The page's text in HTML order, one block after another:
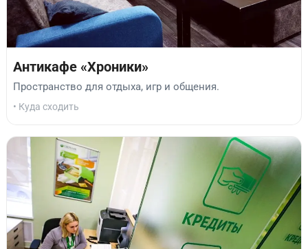
Антикафе «Хроники»
Пространство для отдыха, игр и общения.
• Куда сходить